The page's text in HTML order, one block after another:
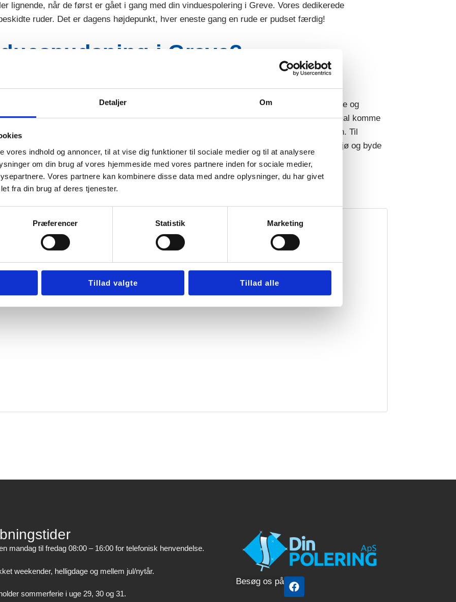
Detaljer Om
vores indhold og annoncer, til at vise dig funktioner til sociale medier og til at analysere
om din brug af vores hjemmeside med vores partnere inden for sociale medier,
Vores partnere kan kombinere disse data med andre oplysninger, du har givet
fra din brug af deres tjenester.
Præferencer Statistik Marketing
Tillad valgte Tillad alle
lignende, når de først er gået i gang med din vinduespolering i Greve. Vores dedikerede
ruder. Det er dagens højdepunkt, hver eneste gang en rude er pudset færdig!
i Greve?
Hos Din Polering tilbyder vi billig vinduespolering og vinduespudser i Greve til private og
hvor vi besøger dig og dine vinduer hver 4., 8. eller 12. uge. Jo oftere vi skal komme
Det er jo bare en win-win for dig, at du sparer penge og har rene vinduer hele tiden. Til
aftale, der passer til jeres behov. På den måde kan I altid have et godt arbejdsmiljø og byde
Med en vinduespudser fra Din Polering er du sikret en vinduespudser i top kvalitet.
i dag!
Besøg os på
F
a
mandag til fredag 08:00 – 16:00 for telefonisk henvendelse.
weekender, helligdage og mellem jul/nytår.
sommerferie i uge 29, 30 og 31.